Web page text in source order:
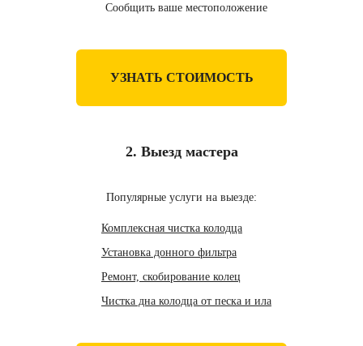
Сообщить ваше местоположение
УЗНАТЬ СТОИМОСТЬ
2. Выезд мастера
Популярные услуги на выезде:
Комплексная чистка колодца
Установка донного фильтра
Ремонт, скобирование колец
Чистка дна колодца от песка и ила